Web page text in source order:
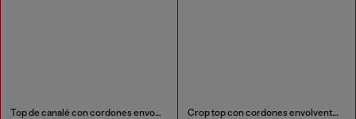
Top de canalé con cordones envolventes Crop top con cordones envolventes